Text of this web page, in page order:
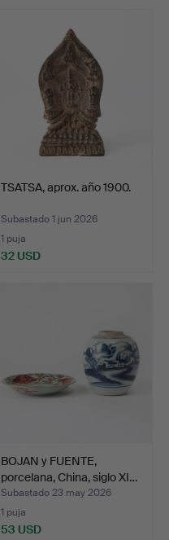
TSATSA, aprox. año 1900.
Subastado 1 jun 2026
1 puja
32 USD
BOJAN y FUENTE,
porcelana, China, siglo XI…
Subastado 23 may 2026
1 puja
53 USD